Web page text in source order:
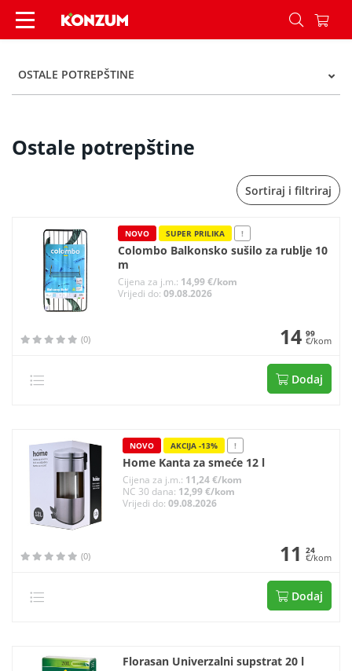
Ostale potrepštine - Kategorije - Konzum
OSTALE POTREPŠTINE
Ostale potrepštine
Sortiraj i filtriraj
NOVO SUPER PRILIKA !
Colombo Balkonsko sušilo za rublje 10
m
Cijena za j.m.: 14,99 €/kom
Vrijedi do:09.08.2026
(0) 14 99
€/kom
Dodaj
NOVO AKCIJA -13% !
Home Kanta za smeće 12 l
Cijena za j.m.: 11,24 €/kom
NC 30 dana: 12,99 €/kom
Vrijedi do: 09.08.2026
(0) 11 24
€/kom
Dodaj
Florasan Univerzalni supstrat 20 l